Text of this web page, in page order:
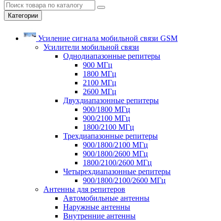
Категории
Усиление сигнала мобильной связи GSM
Усилители мобильной связи
Однодиапазонные репитеры
900 МГц
1800 МГц
2100 МГц
2600 МГц
Двухдиапазонные репитеры
900/1800 МГц
900/2100 МГц
1800/2100 МГц
Трехдиапазонные репитеры
900/1800/2100 МГц
900/1800/2600 МГц
1800/2100/2600 МГц
Четырехдиапазонные репитеры
900/1800/2100/2600 МГц
Антенны для репитеров
Автомобильные антенны
Наружные антенны
Внутренние антенны